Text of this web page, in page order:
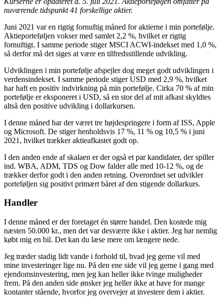
nuværende tidspunkt 41 forskellige aktier.
Juni 2021 var en rigtig fornuftig måned for aktierne i min portefølje.
Aktieporteføljen vokser med samlet 2,2 %, hvilket er rigtig
fornuftigt. I samme periode stiger MSCI ACWI-indekset med 1,0 %,
så derfor må det siges at være en tilfredsstillende udvikling.
Udviklingen i min portefølje afspejler dog meget godt udviklingen i
verdensindekset. I samme periode stiger USD med 2,9 %, hvilket
har haft en positiv indvirkning på min portefølje. Cirka 70 % af min
portefølje er eksponeret i USD, så en stor del af mit afkast skyldtes
altså den positive udvikling i dollarkursen.
I denne måned har der været tre højdespringere i form af ISS, Apple
og Microsoft. De stiger henholdsvis 17 %, 11 % og 10,5 % i juni
2021, hvilket trækker aktieafkastet godt op.
I den anden ende af skalaen er der også et par kandidater, der spiller
ind. WBA, ADM, TDS og Dow falder alle med 10-12 %, og de
trækker derfor godt i den anden retning. Overordnet set udvikler
porteføljen sig positivt primært båret af den stigende dollarkurs.
Handler
I denne måned er der foretaget én større handel. Den kostede mig
næsten 50.000 kr., men det var desværre ikke i aktier. Jeg har nemlig
købt mig en bil. Det kan du læse mere om længere nede.
Jeg træder stadig lidt vande i forhold til, hvad jeg gerne vil med
mine investeringer lige nu. På den ene side vil jeg gerne i gang med
ejendomsinvestering, men jeg kan heller ikke tvinge muligheder
frem. På den anden side ønsker jeg heller ikke at have for mange
kontanter stående, hvorfor jeg overvejer at investere dem i aktier.